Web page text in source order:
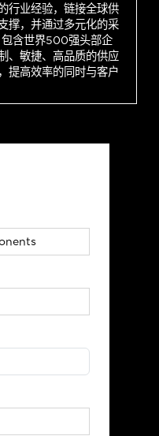
行业经验，链接全球供
撑，并通过多元化的采
含世界500强头部企
、敏捷、高品质的供应
提高效率的同时与客户